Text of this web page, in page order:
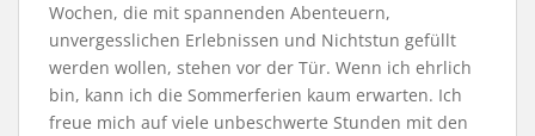
Wochen, die mit spannenden Abenteuern,
unvergesslichen Erlebnissen und Nichtstun gefüllt
werden wollen, stehen vor der Tür. Wenn ich ehrlich
bin, kann ich die Sommerferien kaum erwarten. Ich
freue mich auf viele unbeschwerte Stunden mit den